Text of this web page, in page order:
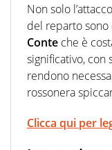
Non solo
del reparto
Conte che è
significativo,
rendono
rossonera
Clicca qui per